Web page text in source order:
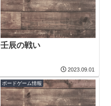
壬辰の戦い
2023.09.01
ボードゲーム情報